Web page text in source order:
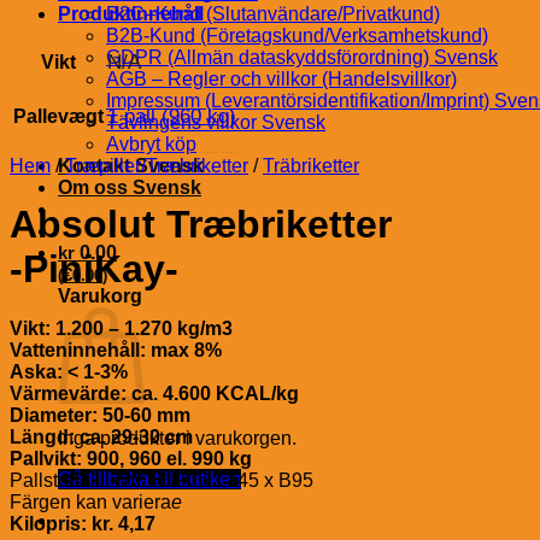
B2C–Kund (Slutanvändare/Privatkund)
B2B-Kund (Företagskund/Verksamhetskund)
GDPR (Allmän dataskyddsförordning) Svensk
AGB – Regler och villkor (Handelsvillkor)
Impressum (Leverantörsidentifikation/Imprint)
Tävlingens villkor Svensk
Avbryt köp
Kontakt Svensk
Om oss Svensk
kr 0.00
( €0.00)
Varukorg
Inga produkter i varukorgen.
Gå tillbaka till butiken
Produktinnehåll
Vikt N/A
Pallevægt1 pall (960 kg)
Hem / Træpiller/Træbriketter / Träbriketter
Absolut Træbriketter
-PiniKay-
Vikt: 1.200 – 1.270 kg/m3
Vatteninnehåll: max 8%
Aska: < 1-3%
Värmevärde: ca. 4.600 KCAL/kg
Diameter: 50-60 mm
Längd: ca. 29-30 cm
Pallvikt: 900, 960 el. 990 kg
Pallstorlek i cm: H120 x L145 x B95
Färgen kan varierae
Kilopris: kr. 4,17